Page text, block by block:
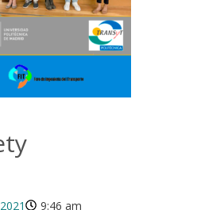
9:46 am